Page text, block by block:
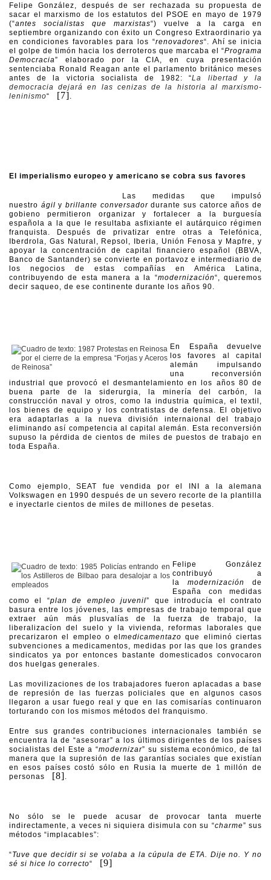
Felipe González, después de ser rechazada su propuesta de
sacar el marxismo de los estatutos del PSOE en mayo de 1979
(“antes socialistas que marxistas“) vuelve a la carga en
septiembre organizando con éxito un Congreso Extraordinario ya
en condiciones favorables para los “renovadores“. Ahí se inicia
el golpe de timón hacia los derroteros que marcaba el “Programa
Democracia” elaborado por la CIA, en cuya presentación
sentenciaba Ronald Reagan ante el parlamento británico meses
antes de la victoria socialista de 1982: “La libertad y la
democracia dejará en las cenizas de la historia al marxismo-
leninismo“ [7]
El imperialismo europeo y americano se cobra sus favores
Las medidas que impulsó
nuestro ágil ybrillante conversadordurante sus catorce años de
gobieno permitieron organizar y fortalecer a la burguesía
española a la que le resultaba asfixiante el autárquico régimen
franquista. Después de privatizar entre otras a Telefónica,
Iberdrola, Gas Natural, Repsol, Iberia, Unión Fenosa y Mapfre, y
apoyar la concentración de capital financiero español (BBVA,
Banco de Santander) se convierte en portavoz e intermediario de
los negocios de estas compañías en América Latina,
contribuyendo de esta manera a la “modernización“, queremos
decir saqueo, de ese continente durante los años 90.
En España devuelve
los favores al capital
alemán impulsando
una reconversión
industrial que provocó el desmantelamiento en los años 80 de
buena parte de la siderurgia, la minería del carbón, la
construcción naval y otros, como la industria química, el textil,
los bienes de equipo y los contratistas de defensa. El objetivo
era adaptarlas a la nueva división internaional del trabajo
eliminando así competencia al capital alemán. Esta reconversión
supuso la pérdida de cientos de miles de puestos de trabajo en
toda España.
Como ejemplo, SEAT fue vendida por el INI a la alemana
Volkswagen en 1990 después de un severo recorte de la plantilla
e inyectarle cientos de miles de millones de pesetas.
Felipe González
contribuyó a
la modernización
de
España con medidas
como el “plan de empleo juvenil” que introducía el contrato
basura entre los jóvenes, las empresas de trabajo temporal que
extraer aún más plusvalías de la fuerza de trabajo, la
liberalizacíon del suelo y la vivienda, reformas laborales que
precarizaron el empleo o elmedicamentazo que eliminó ciertas
subvenciones a medicamentos, medidas por las que los grandes
sindicatos ya por entonces bastante domesticados convocaron
dos huelgas generales.
Las movilizaciones de los trabajadores fueron aplacadas a base
de represión de las fuerzas policiales que en algunos casos
llegaron a usar fuego real y que en las comisarías continuaron
torturando con los mismos métodos del franquismo.
Entre sus grandes contribuciones internacionales también se
encuentra la de “asesorar” a los últimos dirigentes de los países
socialistas del Este a “modernizar” su sistema económico, de tal
manera que la supresión de las garantías sociales que existían
en esos países costó sólo en Rusia la muerte de 1 millón de
personas
[8]
No sólo se le puede acusar de provocar tanta muerte
indirectamente, a veces ni siquiera disimula con su “charme” sus
métodos “implacables”:
“Tuve que decidir si se volaba a la cúpula de ETA. Dije no. Y no
sé si hice lo correcto“ [9]